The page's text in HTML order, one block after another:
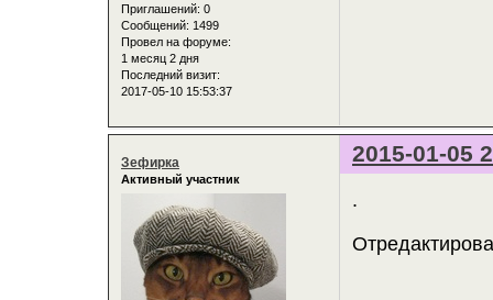
Приглашений: 0
Сообщений: 1499
Провел на форуме:
1 месяц 2 дня
Последний визит:
2017-05-10 15:53:37
2015-01-05
Зефирка
Активный участник
.